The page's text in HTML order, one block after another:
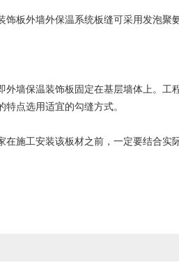
外墙外保温系统板缝可采用发泡聚氨
墙保温装饰板固定在基层墙体上。工
点选用适宜的勾缝方式。
施工安装该板材之前，一定要结合实